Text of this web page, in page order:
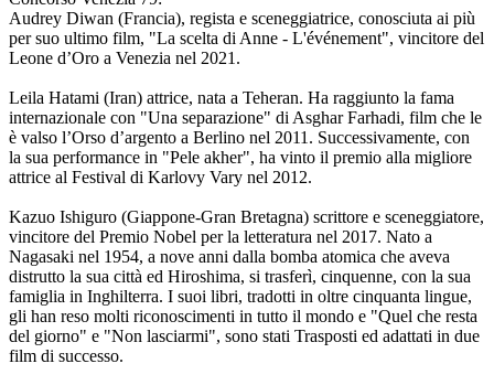
Audrey Diwan (Francia), regista e sceneggiatrice, conosciuta ai più
per suo ultimo film, "La scelta di Anne - L'événement", vincitore del
Leone d’Oro a Venezia nel 2021.
Leila Hatami (Iran) attrice, nata a Teheran. Ha raggiunto la fama
internazionale con "Una separazione" di Asghar Farhadi, film che le
è valso l’Orso d’argento a Berlino nel 2011. Successivamente, con
la sua performance in "Pele akher", ha vinto il premio alla migliore
attrice al Festival di Karlovy Vary nel 2012.
Kazuo Ishiguro (Giappone-Gran Bretagna) scrittore e sceneggiatore,
vincitore del Premio Nobel per la letteratura nel 2017. Nato a
Nagasaki nel 1954, a nove anni dalla bomba atomica che aveva
distrutto la sua città ed Hiroshima, si trasferì, cinquenne, con la sua
famiglia in Inghilterra. I suoi libri, tradotti in oltre cinquanta lingue,
gli han reso molti riconoscimenti in tutto il mondo e "Quel che resta
del giorno" e "Non lasciarmi", sono stati Trasposti ed adattati in due
film di successo.